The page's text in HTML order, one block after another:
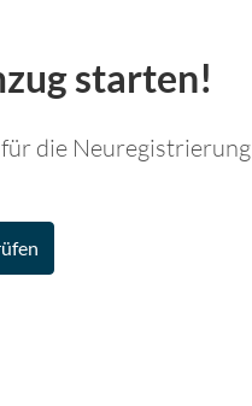
starten!
die